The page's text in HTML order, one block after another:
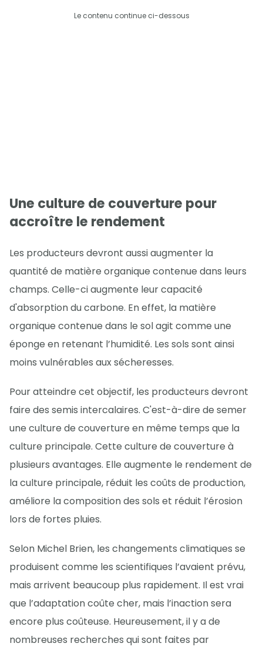
Le contenu continue ci-dessous
Une culture de couverture pour
accroître le rendement
Les producteurs devront aussi augmenter la
quantité de matière organique contenue dans leurs
champs. Celle-ci augmente leur capacité
d'absorption du carbone. En effet, la matière
organique contenue dans le sol agit comme une
éponge en retenant l’humidité. Les sols sont ainsi
moins vulnérables aux sécheresses.
Pour atteindre cet objectif, les producteurs devront
faire des semis intercalaires. C'est-à-dire de semer
une culture de couverture en même temps que la
culture principale. Cette culture de couverture à
plusieurs avantages. Elle augmente le rendement de
la culture principale, réduit les coûts de production,
améliore la composition des sols et réduit l’érosion
lors de fortes pluies.
Selon Michel Brien, les changements climatiques se
produisent comme les scientifiques l’avaient prévu,
mais arrivent beaucoup plus rapidement. Il est vrai
que l’adaptation coûte cher, mais l’inaction sera
encore plus coûteuse. Heureusement, il y a de
nombreuses recherches qui sont faites par